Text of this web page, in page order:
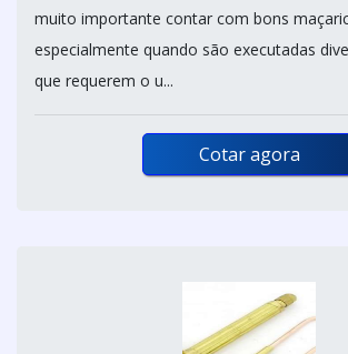
muito importante contar com bons
especialmente quando são executadas
que requerem o u...
Cotar agora